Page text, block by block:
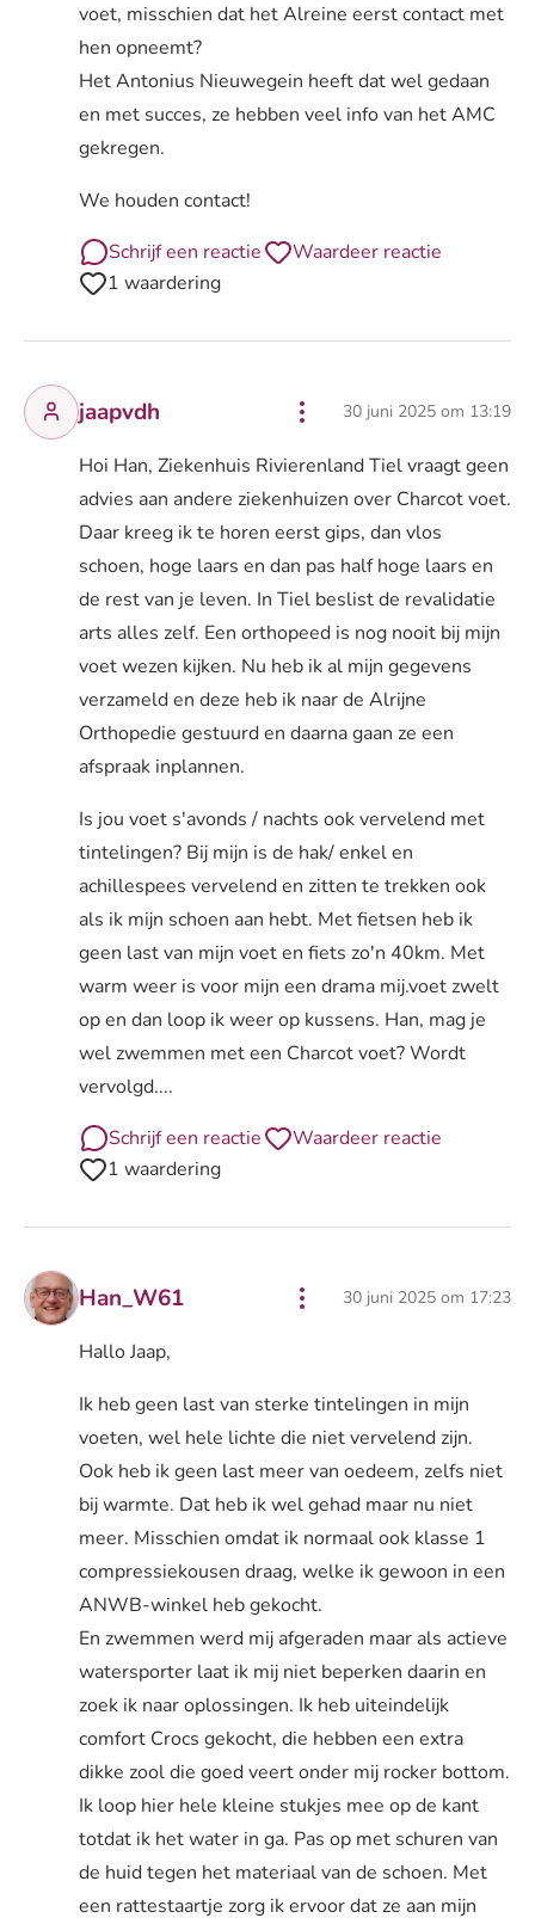
voet, misschien dat het Alreine eerst contact met
hen opneemt?
Het Antonius Nieuwegein heeft dat wel gedaan
en met succes, ze hebben veel info van het AMC
gekregen.
We houden contact!
Schrijf een reactie
Waardeer reactie
1 waardering
jaapvdh 30 juni 2025 om 13:19
Hoi Han, Ziekenhuis Rivierenland Tiel vraagt geen
advies aan andere ziekenhuizen over Charcot voet.
Daar kreeg ik te horen eerst gips, dan vlos
schoen, hoge laars en dan pas half hoge laars en
de rest van je leven. In Tiel beslist de revalidatie
arts alles zelf. Een orthopeed is nog nooit bij mijn
voet wezen kijken. Nu heb ik al mijn gegevens
verzameld en deze heb ik naar de Alrijne
Orthopedie gestuurd en daarna gaan ze een
afspraak inplannen.
Is jou voet s'avonds / nachts ook vervelend met
tintelingen? Bij mijn is de hak/ enkel en
achillespees vervelend en zitten te trekken ook
als ik mijn schoen aan hebt. Met fietsen heb ik
geen last van mijn voet en fiets zo'n 40km. Met
warm weer is voor mijn een drama mij.voet zwelt
op en dan loop ik weer op kussens. Han, mag je
wel zwemmen met een Charcot voet? Wordt
vervolgd....
Schrijf een reactie
Waardeer reactie
1 waardering
Han_W61 30 juni 2025 om 17:23
Hallo Jaap,
Ik heb geen last van sterke tintelingen in mijn
voeten, wel hele lichte die niet vervelend zijn.
Ook heb ik geen last meer van oedeem, zelfs niet
bij warmte. Dat heb ik wel gehad maar nu niet
meer. Misschien omdat ik normaal ook klasse 1
compressiekousen draag, welke ik gewoon in een
ANWB-winkel heb gekocht.
En zwemmen werd mij afgeraden maar als actieve
watersporter laat ik mij niet beperken daarin en
zoek ik naar oplossingen. Ik heb uiteindelijk
comfort Crocs gekocht, die hebben een extra
dikke zool die goed veert onder mij rocker bottom.
Ik loop hier hele kleine stukjes mee op de kant
totdat ik het water in ga. Pas op met schuren van
de huid tegen het materiaal van de schoen. Met
een rattestaartje zorg ik ervoor dat ze aan mijn